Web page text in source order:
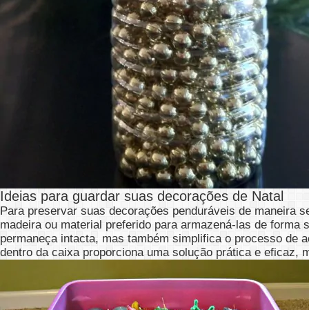
Ideias para guardar suas decorações de Natal
Para preservar suas decorações penduráveis de maneira
madeira ou material preferido para armazená-las de
permaneça intacta, mas também simplifica o processo de
dentro da caixa proporciona uma solução prática e eficaz,